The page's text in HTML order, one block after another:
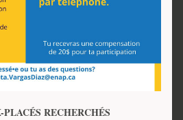
PLACÉS RECHERCHÉS